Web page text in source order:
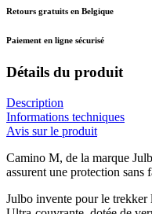
Retours gratuits en Belgique
Paiement en ligne sécurisé
Détails du produit
Description
Informations techniques
Avis sur le produit
Camino M, de la marque
assurent une protection
Julbo invente pour le